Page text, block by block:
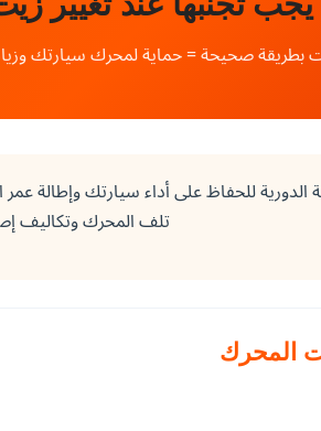
بطريقة صحيحة = حماية لمحرك سيارتك
للحفاظ على أداء سيارتك وإطالة
تلف المحرك وتكاليف
المحرك